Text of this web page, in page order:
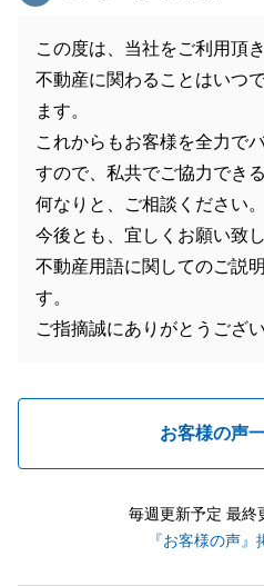
この度は、当社をご利用頂
不動産に関わることはいつ
ます。
これからもお客様を全力で
すので、私共でご協力でき
何なりと、ご相談ください。
今後とも、宜しくお願い致し
不動産用語に関してのご説
す。
ご指摘誠にありがとうござい
お客様の声
毎週更新予定 最終
『お客様の声